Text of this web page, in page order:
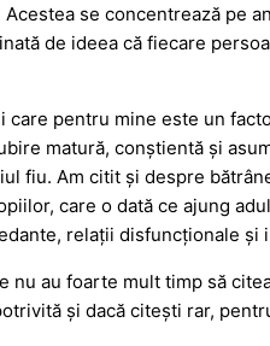
se concentrează pe
de ideea că fiecare
pentru mine este un
matură, conștientă și
fiu. Am citit și despre
care o dată ce ajung
relații disfuncționale și
au foarte mult timp să
și dacă citești rar,